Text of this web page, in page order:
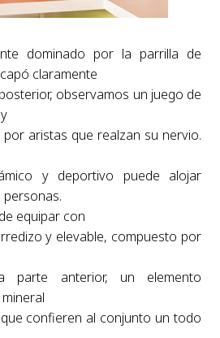
dominado por la parrilla de
claramente
observamos un juego de
aristas que realzan su nervio.
y deportivo puede alojar
equipar con
y elevable, compuesto por
parte anterior, un elemento
confieren al conjunto un todo